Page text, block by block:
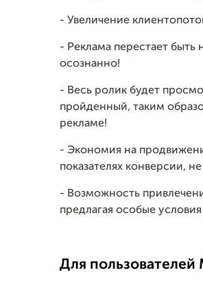
- Увеличение
- Реклама перестает быть
осознанно!
- Весь ролик будет
пройденный, таким
рекламе!
- Экономия на
показателях конверсии,
- Возможность
предлагая особые
Для пользователей